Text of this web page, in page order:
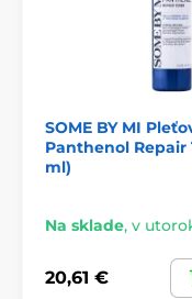
SOME BY MI
Panthenol Repair
ml)
Na sklade, v
20,61 €